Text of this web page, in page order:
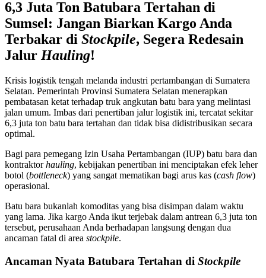
6,3 Juta Ton Batubara Tertahan di
Sumsel: Jangan Biarkan Kargo Anda
Terbakar di Stockpile, Segera Redesain
Jalur Hauling!
Krisis logistik tengah melanda industri pertambangan di Sumatera
Selatan. Pemerintah Provinsi Sumatera Selatan menerapkan
pembatasan ketat terhadap truk angkutan batu bara yang melintasi
jalan umum. Imbas dari penertiban jalur logistik ini, tercatat sekitar
6,3 juta ton batu bara tertahan dan tidak bisa didistribusikan secara
optimal.
Bagi para pemegang Izin Usaha Pertambangan (IUP) batu bara dan
kontraktorhauling, kebijakan penertiban ini menciptakan efek leher
botol (bottleneck) yang sangat mematikan bagi arus kas (cash flow)
operasional.
Batu bara bukanlah komoditas yang bisa disimpan dalam waktu
yang lama. Jika kargo Anda ikut terjebak dalam antrean 6,3 juta ton
tersebut, perusahaan Anda berhadapan langsung dengan dua
ancaman fatal di area stockpile.
Ancaman Nyata Batubara Tertahan di Stockpile